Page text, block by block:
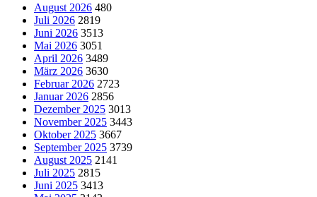
August 2026 480
Juli 2026 2819
Juni 2026 3513
Mai 2026 3051
April 2026 3489
März 2026 3630
Februar 2026 2723
Januar 2026 2856
Dezember 2025 3013
November 2025 3443
Oktober 2025 3667
September 2025 3739
August 2025 2141
Juli 2025 2815
Juni 2025 3413